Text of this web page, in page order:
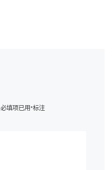
必填项已用*标注